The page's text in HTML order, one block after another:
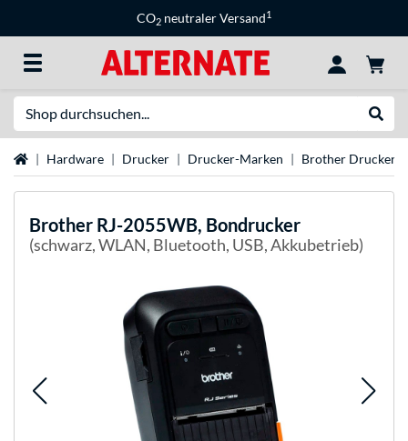
CO2 neutraler Versand1
StartseiteHardware Drucker Drucker-Marken Brother Drucker
Brother RJ-2055WB, Bondrucker
(schwarz, WLAN, Bluetooth, USB, Akkubetrieb)